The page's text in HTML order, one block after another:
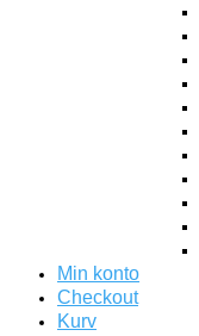
Min konto
Checkout
Kurv